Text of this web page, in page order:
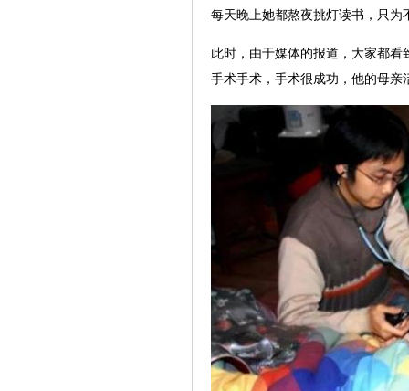
每天晚上她都熬夜挑灯读书，只
此时，由于媒体的报道，大家都
手术手术，手术很成功，他的母亲